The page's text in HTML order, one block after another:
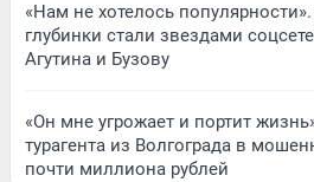
«Нам не хотелось
глубинки стали звездами
Агутина и Бузову
«Он мне угрожает и портит
турагента из Волгограда в
почти миллиона рублей